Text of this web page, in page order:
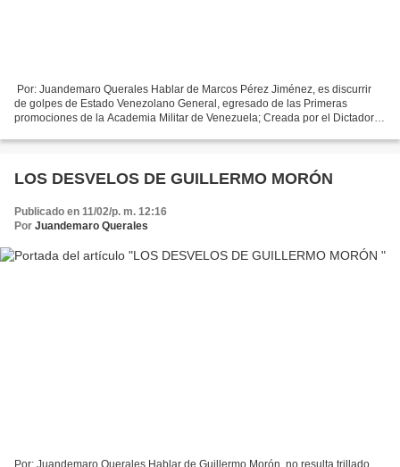
​​​ Por: Juandemaro Querales Hablar de Marcos Pérez Jiménez, es discurrir
de golpes de Estado Venezolano General, egresado de las Primeras
promociones de la Academia Militar de Venezuela; Creada por el Dictador
LOS DESVELOS DE GUILLERMO MORÓN
Publicado en 11/02/p. m. 12:16
Por Juandemaro Querales
Por: Juandemaro Querales Hablar de Guillermo Morón, no resulta trillado,